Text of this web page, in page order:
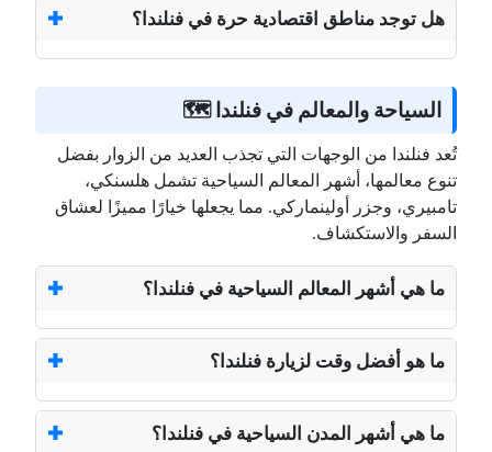
هل توجد مناطق اقتصادية حرة في فنلندا؟
السياحة والمعالم في فنلندا 🗺️
تُعد فنلندا من الوجهات التي تجذب العديد من الزوار بفضل
تنوع معالمها، أشهر المعالم السياحية تشمل هلسنكي،
تامبيري، وجزر أولينماركي. مما يجعلها خيارًا مميزًا لعشاق
السفر والاستكشاف.
ما هي أشهر المعالم السياحية في فنلندا؟
ما هو أفضل وقت لزيارة فنلندا؟
ما هي أشهر المدن السياحية في فنلندا؟